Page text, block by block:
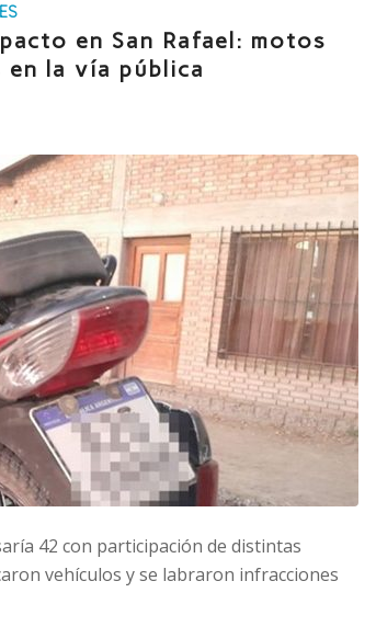
en San Rafael: motos
la vía pública
42 con participación de distintas
vehículos y se labraron infracciones